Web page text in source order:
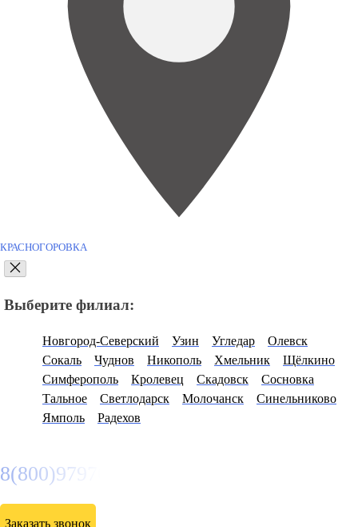
КРАСНОГОРОВКА
Выберите филиал:
Новгород-Северский Узин Угледар
Олевск
Сокаль
Чуднов Никополь Хмельник
Щёлкино
Симферополь
Кролевец Скадовск
Сосновка
Тальное
Светлодарск Молочанск
Синельниково
Ямполь
Радехов
8(800)9797043
Заказать звонок